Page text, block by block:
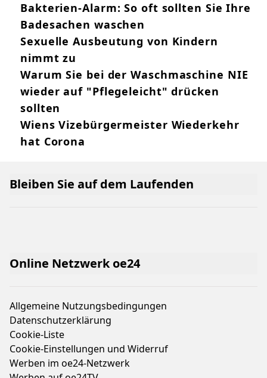
Bakterien-Alarm: So oft sollten Sie Ihre
Badesachen waschen
Sexuelle Ausbeutung von Kindern
nimmt zu
Warum Sie bei der Waschmaschine NIE
wieder auf "Pflegeleicht" drücken
sollten
Wiens Vizebürgermeister Wiederkehr
hat Corona
Online Netzwerk oe24
Allgemeine Nutzungsbedingungen
Datenschutzerklärung
Cookie-Liste
Cookie-Einstellungen und Widerruf
Werben im oe24-Netzwerk
Bleiben Sie auf dem Laufenden